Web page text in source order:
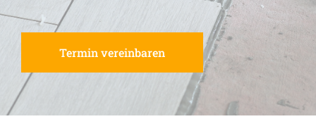
Termin vereinbaren